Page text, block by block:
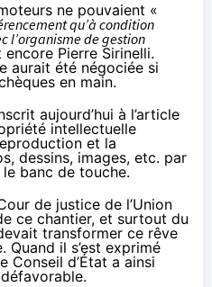
ne pouvaient «
qu’à condition
l’organisme de gestion
encore Pierre Sirinelli.
aurait été négociée si
en main.
aujourd’hui à l’article
intellectuelle
et la
dessins, images, etc. par
banc de touche.
de justice de l’Union
ce chantier, et surtout du
transformer ce rêve
il s’est exprimé
Conseil d’État a ainsi